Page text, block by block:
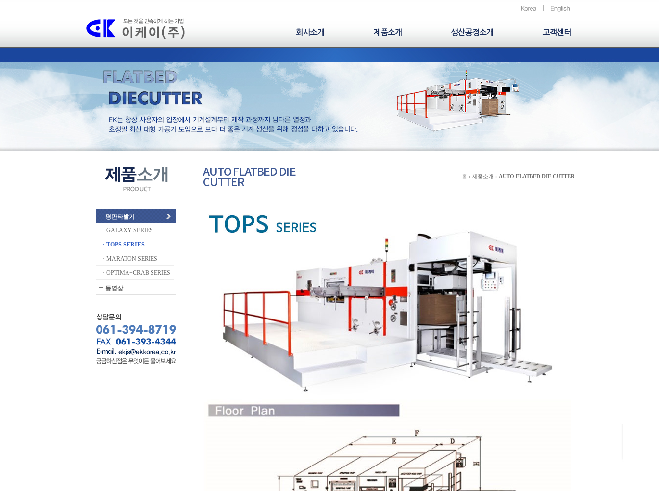
회사소개 제품소개 생산공정소개 고객센터
평판타발기
· GALAXY SERIES
· TOPS SERIES
· MARATON SERIES
· OPTIMA+CRAB SERIES
동영상
AUTO FLATBED DIE
CUTTER 홈 › 제품소개 › AUTO FLATBED DIE CUTTER